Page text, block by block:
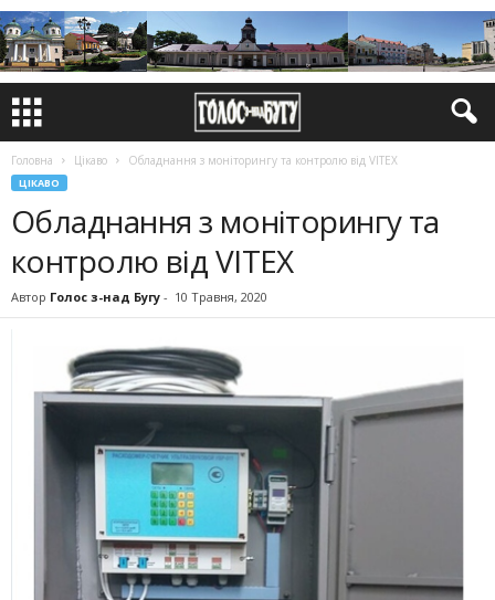
Головна Цікаво Обладнання з моніторингу та контролю від VITEX
ЦІКАВО
Обладнання з моніторингу та
контролю від VITEX
Автор Голос з-над Бугу - 10 Травня, 2020